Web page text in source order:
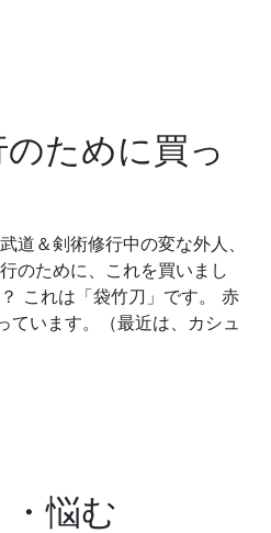
ために買っ
道＆剣術修行中の変な外人、
のために、これを買いまし
これは「袋竹刀」です。 赤
ています。（最近は、カシュ
悩む